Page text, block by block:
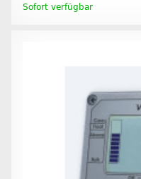
Sofort verfügbar